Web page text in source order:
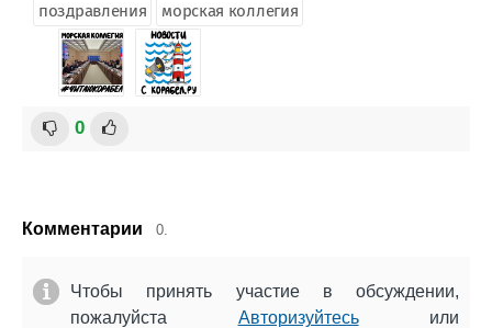
поздравления
морская коллегия
0
Комментарии 0.
Чтобы принять участие в обсуждении,
пожалуйста Авторизуйтесьили